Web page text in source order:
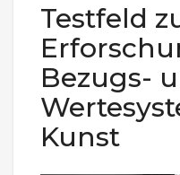
Testfeld
Bezugs-
Kunst